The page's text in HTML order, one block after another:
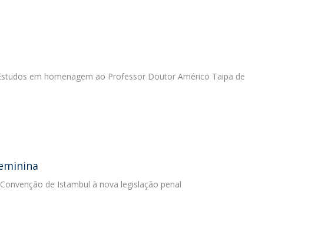
em homenagem ao Professor Doutor Américo Taipa de
de Istambul à nova legislação penal